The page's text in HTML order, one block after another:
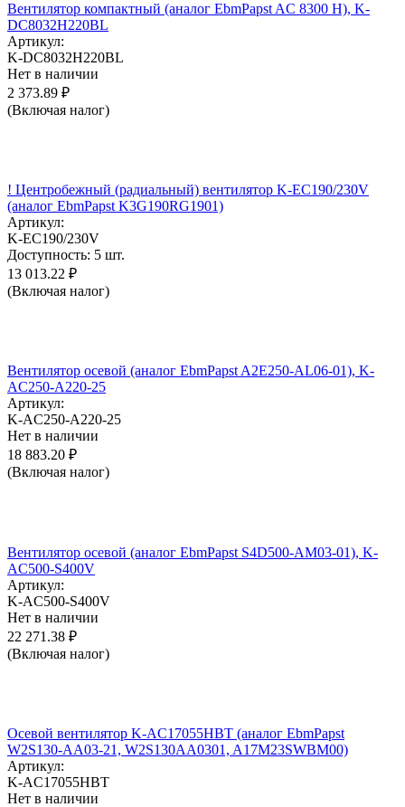
Вентилятор компактный (аналог EbmPapst AC 8300 H), K-
DC8032H220BL
Артикул:
K-DC8032H220BL
Нет в наличии
2 373.89 ₽
(Включая налог)
! Центробежный (радиальный) вентилятор K-EC190/230V
(аналог EbmPapst K3G190RG1901)
Артикул:
K-EC190/230V
Доступность: 5 шт.
13 013.22 ₽
(Включая налог)
Вентилятор осевой (аналог EbmPapst A2E250-AL06-01), K-
AC250-A220-25
Артикул:
K-AC250-A220-25
Нет в наличии
18 883.20 ₽
(Включая налог)
Вентилятор осевой (аналог EbmPapst S4D500-AM03-01), K-
AC500-S400V
Артикул:
K-AC500-S400V
Нет в наличии
22 271.38 ₽
(Включая налог)
Осевой вентилятор K-AC17055HBT (аналог EbmPapst
W2S130-AA03-21, W2S130AA0301, A17M23SWBM00)
Артикул:
K-AC17055HBT
Нет в наличии